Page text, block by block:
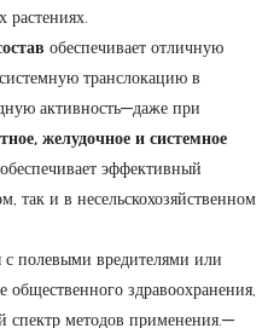
растениях.
обеспечивает отличную
транслокацию в
активность—даже при
желудочное и системное
эффективный
так и в несельскохозяйственном
с полевыми вредителями или
общественного здравоохранения,
спектр методов применения.—